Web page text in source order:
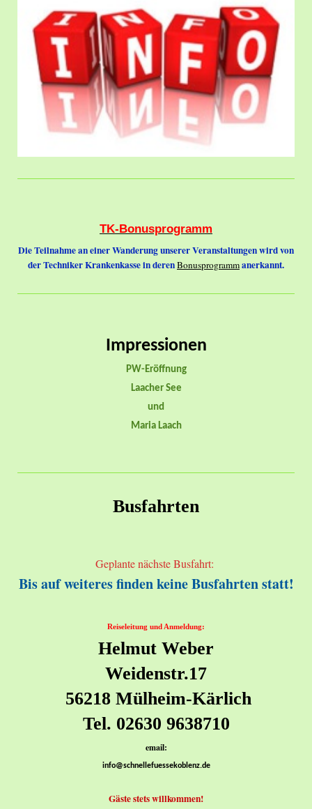
TK-Bonusprogramm
Die Teilnahme an einer Wanderung unserer Veranstaltungen wird von
der Techniker Krankenkasse in derenBonusprogrammanerkannt.
Impressionen
PW-Eröffnung
Laacher See
und
Maria Laach
Busfahrten
Geplante nächste Busfahrt:
Bis auf weiteres finden keine Busfahrten statt!
Reiseleitung und Anmeldung:
Helmut Weber
Weidenstr.17
56218 Mülheim-Kärlich
Tel. 02630 9638710
email:
info@schnellefuessekoblenz.de
Gäste stets willkommen!